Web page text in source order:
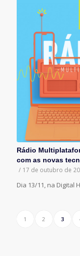
Rádio
com as novas
/ 17 de outubro de
Dia 13/11, na Digital
1 2 3